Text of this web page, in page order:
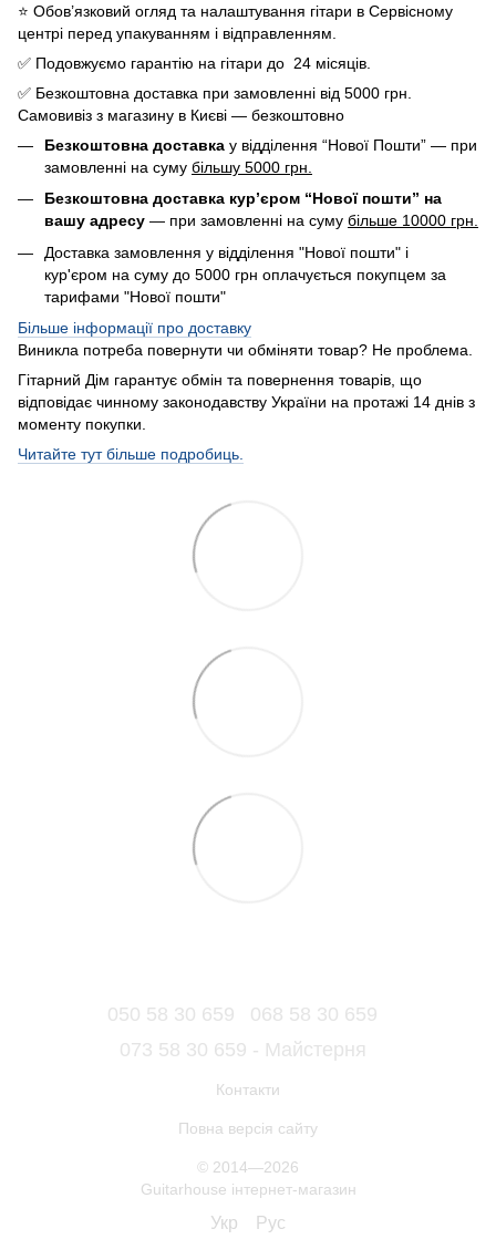
⭐️ Обов’язковий огляд та налаштування гітари в Сервісному
центрі перед упакуванням і відправленням.
✅ Подовжуємо гарантію на гітари до 24 місяців.
✅ Безкоштовна доставка при замовленні від 5000 грн.
Самовивіз з магазину в Києві — безкоштовно
Безкоштовна доставка у відділення “Нової Пошти” — при
замовленні на суму більшу 5000 грн.
Безкоштовна доставка кур’єром “Нової пошти” на
вашу адресу — при замовленні на суму більше 10000 грн.
Доставка замовлення у відділення "Нової пошти" і
кур'єром на суму до 5000 грн оплачується покупцем за
тарифами "Нової пошти"
Більше інформації про доставку
Виникла потреба повернути чи обміняти товар? Не проблема.
Гітарний Дім гарантує обмін та повернення товарів, що
відповідає чинному законодавству України на протажі 14 днів з
моменту покупки.
Читайте тут більше подробиць.
050 58 30 659
068 58 30 659
073 58 30 659 - Майстерня
Контакти
Повна версія сайту
© 2014—2026
Guitarhouse інтернет-магазин
Укр Рус